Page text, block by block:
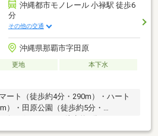
沖縄都市モノレール 小禄駅 徒歩6
分
その他の交通
沖縄県那覇市字田原
更地
本下水
ート（徒歩約4分・290m）・ハート
）・田原公園（徒歩約5分・
徒歩約6分・450m）・那覇空港国内